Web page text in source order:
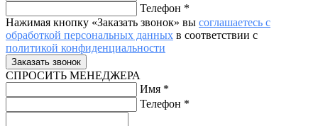
Телефон *
Нажимая кнопку «Заказать звонок» вы соглашаетесь с
обработкой персональных данных в соответствии с
политикой конфиденциальности
СПРОСИТЬ МЕНЕДЖЕРА
Имя *
Телефон *